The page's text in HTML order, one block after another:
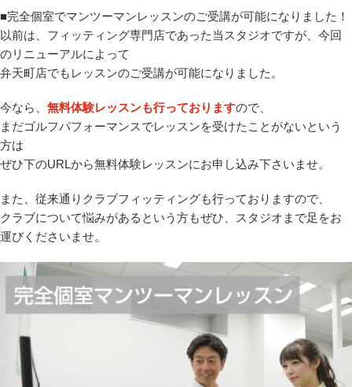
飛距離アップしたい
自分に合うクラブが欲しい
法人向けプラン
プラン・料金
店舗一覧
東京
関東（神奈川・埼玉・千葉）
中部（静岡・愛知）
関西（大阪・兵庫・滋賀）
受講生の声
■完全個室でマンツーマンレッスンのご受講が可能になりました！
以前は、フィッティング専門店であった当スタジオですが、今回
のリニューアルによって
弁天町店でもレッスンのご受講が可能になりました。
今なら、 無料体験レッスンも行っておりますので、
まだゴルフパフォーマンスでレッスンを受けたことがないという
方は
ぜひ下のURLから無料体験レッスンにお申し込み下さいませ。
また、従来通りクラブフィッティングも行っておりますので、
クラブについて悩みがあるという方もぜひ、スタジオまで足をお
運びくださいませ。